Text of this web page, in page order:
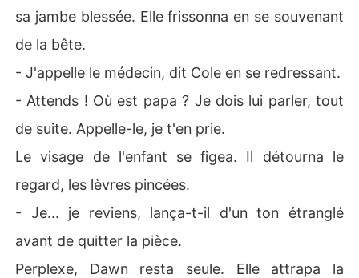
sa jambe blessée. Elle frissonna en se souvenant
de la bête.
- J'appelle le médecin, dit Cole en se redressant.
- Attends ! Où est papa ? Je dois lui parler, tout
de suite. Appelle-le, je t'en prie.
Le visage de l'enfant se figea. Il détourna le
regard, les lèvres pincées.
- Je... je reviens, lança-t-il d'un ton étranglé
avant de quitter la pièce.
Perplexe, Dawn resta seule. Elle attrapa la